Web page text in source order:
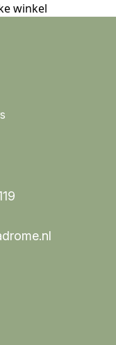
winkel